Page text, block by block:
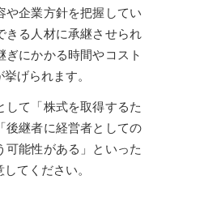
や企業方針を把握してい
きる人材に承継させられ
ぎにかかる時間やコスト
げられます。
して「株式を取得するた
後継者に経営者としての
可能性がある」といった
てください。